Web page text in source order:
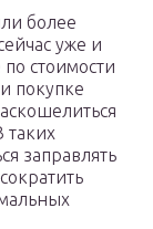
более
уже и
стоимости
покупке
таких
заправлять